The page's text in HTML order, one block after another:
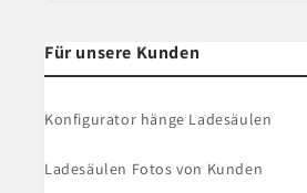
Für unsere Kunden
Konfigurator hänge Ladesäulen
Ladesäulen Fotos von Kunden